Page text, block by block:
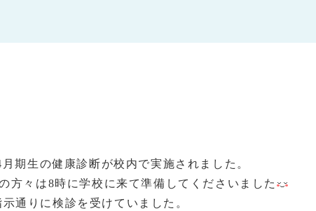
期生の健康診断が校内で実施されました。
方々は8時に学校に来て準備してくださいました
通りに検診を受けていました。